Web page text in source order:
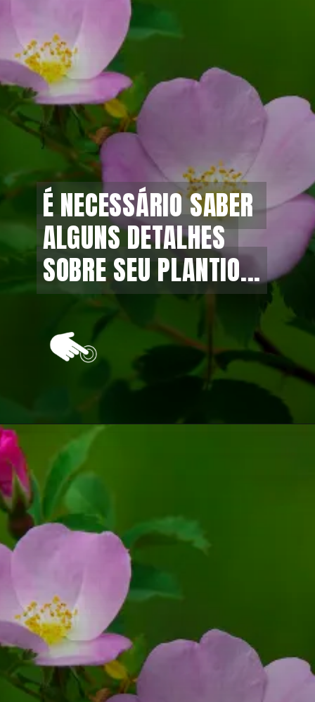
É NECESSÁRIO SABER
ALGUNS DETALHES
SOBRE SEU PLANTIO...
É NECESSÁRIO SABER
ALGUNS DETALHES
SOBRE SEU PLANTIO...